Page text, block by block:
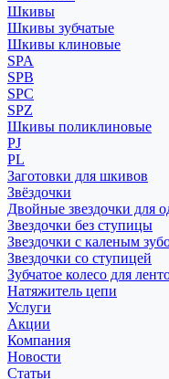
Шкивы
Шкивы зубчатые
Шкивы клиновые
SPA
SPB
SPC
SPZ
Шкивы поликлиновые
PJ
PL
Заготовки для шкивов
Звёздочки
Двойные звездочки для
Звездочки без ступицы
Звездочки с каленым
Звездочки со ступицей
Зубчатое колесо для
Натяжитель цепи
Услуги
Акции
Компания
Новости
Статьи